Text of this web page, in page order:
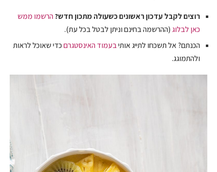
רוצים לקבל עדכון ראשונים כשעולה מתכון חדש?הרשמו ממש
כאן לבלוג(ההרשמה בחינם וניתן לבטל בכל עת).
הכנתם? אל תשכחו לתייג אותיבעמוד האינסטגרםכדי שאוכל לראות
ולהתמוגג.